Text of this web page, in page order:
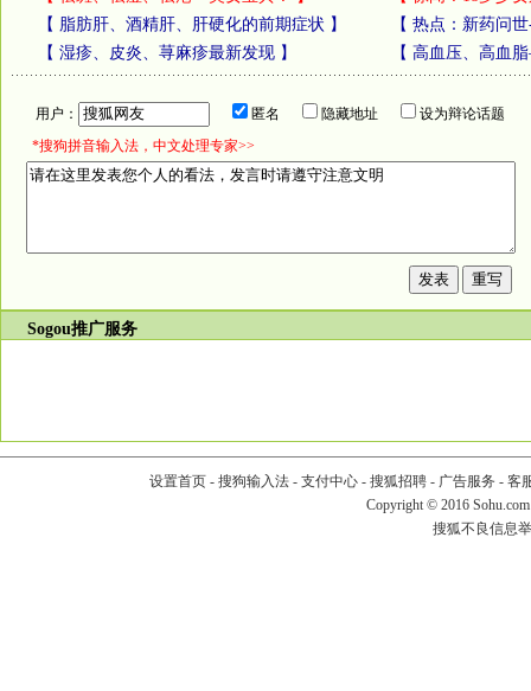
【 脂肪肝、酒精肝、肝硬化的前期症状 】 【 热点：新药问
【 湿疹、皮炎、荨麻疹最新发现】 【 高血压、高血
用户： 匿名 隐藏地址
设为辩论话题
*搜狗拼音输入法，中文处理专家>>
Sogou推广服务
设置首页- 搜狗输入法- 支付中心- 搜狐招聘- 广告服务 - 客
Copyright © 2016
搜狐不良信息